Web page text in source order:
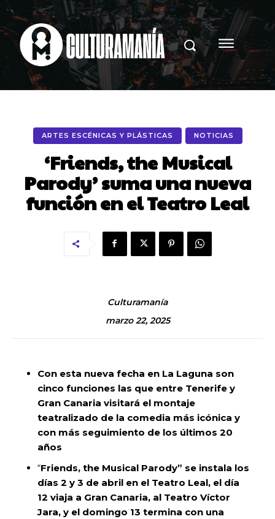
ARTES ESCÉNICAS Y PLÁSTICAS NOTICIAS
‘Friends, the Musical
Parody’ suma una nueva
función en el Teatro Leal
Culturamanía
marzo 22, 2025
Con esta nueva fecha en La Laguna son
cinco funciones las que entre Tenerife y
Gran Canaria visitará el montaje
teatralizado de la comedia más icónica y
con más seguimiento de los últimos 20
años
“Friends, the Musical Parody” se instala los
días 2 y 3 de abril en el Teatro Leal, el día
12 viaja a Gran Canaria, al Teatro Víctor
Jara, y el domingo 13 termina con una